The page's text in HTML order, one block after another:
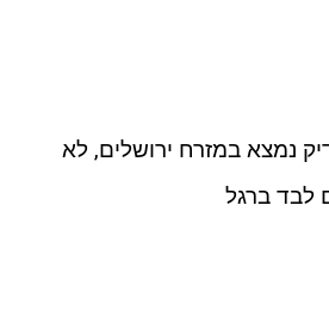
נמצא במזרח ירושלים, לא
לבד ברגל